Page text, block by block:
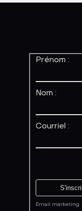
Prénom :
Nom :
Courriel :
Email marketing